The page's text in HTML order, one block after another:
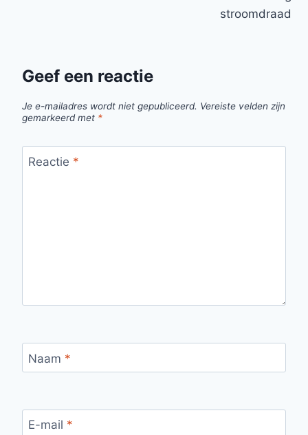
stroomdraad
Geef een reactie
Je e-mailadres wordt niet gepubliceerd. Vereiste velden zijn
gemarkeerd met *
Reactie *
Naam *
E-mail *